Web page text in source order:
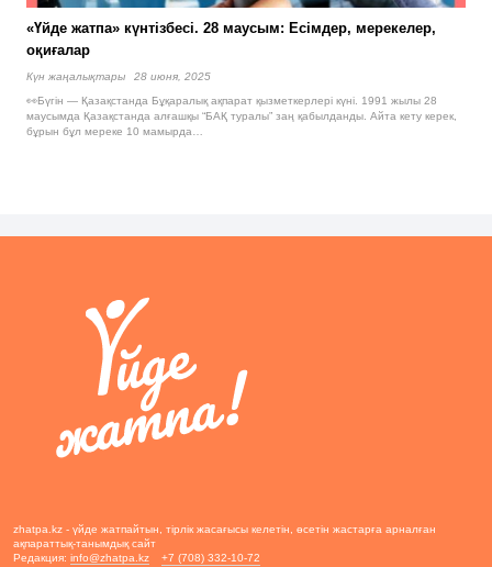
«Үйде жатпа» күнтізбесі. 28 маусым: Есімдер, мерекелер,
оқиғалар
Күн жаңалықтары
28 июня, 2025
👀Бүгін — Қазақстанда Бұқаралық ақпарат қызметкерлері күні. 1991 жылы 28
маусымда Қазақстанда алғашқы “БАҚ туралы” заң қабылданды. Айта кету керек,
бұрын бұл мереке 10 мамырда…
zhatpa.kz - үйде жатпайтын, тірлік жасағысы келетін, өсетін жастарға арналған
ақпараттық-танымдық сайт
Редакция: info@zhatpa.kz
+7 (708) 332-10-72